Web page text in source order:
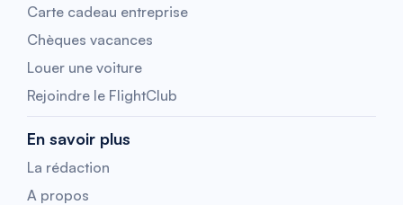
Carte cadeau entreprise
Chèques vacances
Louer une voiture
Rejoindre le FlightClub
En savoir plus
La rédaction
A propos